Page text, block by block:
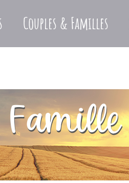
Couples & Familles